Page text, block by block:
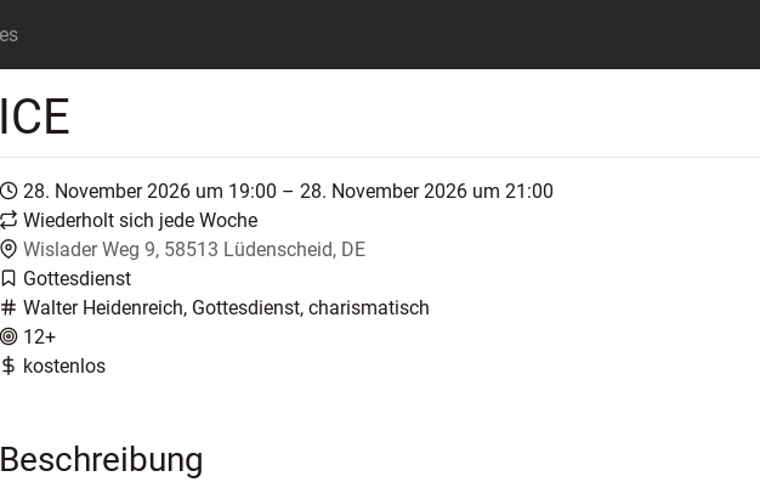
28. November 2026 um 19:00 – 28. November 2026 um 21:00
Wiederholt sich jede Woche
Wislader Weg 9, 58513 Lüdenscheid, DE
Gottesdienst
Walter Heidenreich, Gottesdienst, charismatisch
12+
kostenlos
Beschreibung